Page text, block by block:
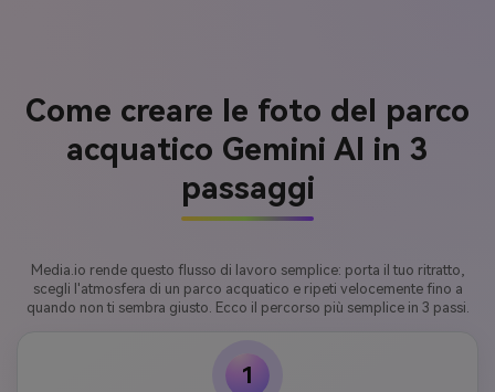
Come creare le foto del parco
acquatico Gemini AI in 3
passaggi
Media.io rende questo flusso di lavoro semplice: porta il tuo ritratto,
scegli l'atmosfera di un parco acquatico e ripeti velocemente fino a
quando non ti sembra giusto. Ecco il percorso più semplice in 3 passi.
1